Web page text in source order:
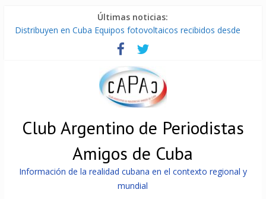
Últimas noticias:
Distribuyen en Cuba Equipos fotovoltaicos recibidos desde
La ONU condena medidas de EE.UU contra Cuba
Cuba alerta sobre doctrina militar de dominación de EEUU
Nuevas sanciones de EEUU contra Cuba apuntan a la
cooperación militar con Rusia y China
Brutal represión contra los que marchan para que no se
venda la patria
Club Argentino de Periodistas
Amigos de Cuba
Información de la realidad cubana en el contexto regional y
mundial